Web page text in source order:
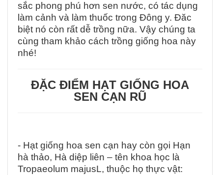
sắc phong phú hơn sen nước, có tác dụng
làm cảnh và làm thuốc trong Đông y. Đăc
biệt nó còn rất dễ trồng nữa. Vậy chúng ta
cùng tham khảo cách trồng giống hoa này
nhé!
ĐẶC ĐIỂM HẠT GIỐNG HOA
SEN CẠN RŨ
- Hạt giống hoa sen cạn hay còn gọi Hạn
hà thảo, Hà diệp liên – tên khoa học là
Tropaeolum majusL, thuộc họ thực vật: